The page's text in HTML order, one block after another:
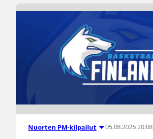
Nuorten PM-kilpailut 05.08.2026 20:08